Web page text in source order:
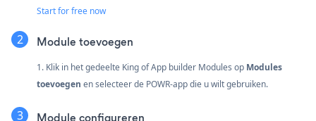
Start for free now
Module toevoegen
1. Klik in het gedeelte King of App builder Modules op Modules
toevoegen en selecteer de POWR-app die u wilt gebruiken.
Module configureren